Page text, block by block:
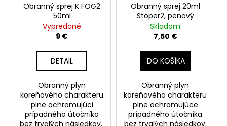
Obranný sprej K FOG2
50ml
Vypredané
9 €
DETAIL
Obranný plyn
koreňového charakteru
plne ochromujúci
prípadného útočníka
bez trvalých následkov.
Obranný sprej 20ml
Stoper2, penový
Skladom
7,50 €
DO KOŠÍKA
Obranný plyn
koreňového charakteru
plne ochromujúce
prípadného útočníka
bez trvalých následkov.